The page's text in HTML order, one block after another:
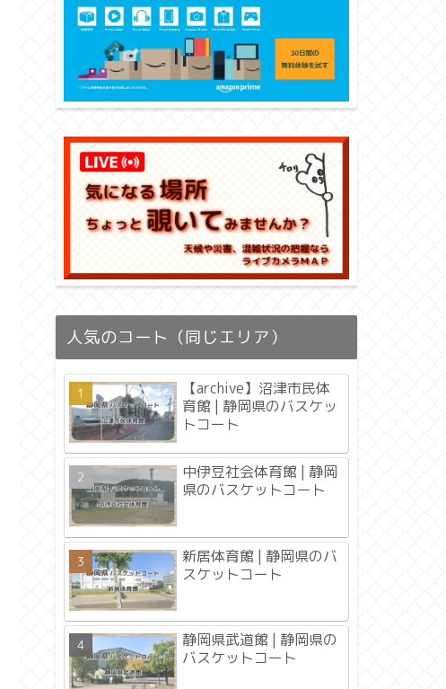
人気のコート（同じエリア）
【archive】沼津市民体
育館 | 静岡県のバスケッ
トコート
中伊豆社会体育館 | 静岡
県のバスケットコート
新居体育館 | 静岡県のバ
スケットコート
静岡県武道館 | 静岡県の
バスケットコート